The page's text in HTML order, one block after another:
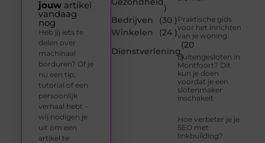
)
Bedrijven
(30 )
Winkelen
(24 )
Dienstverlening
(20
)
Praktische gids
voor het inrichten
van je woning
Buitengesloten in
Montfoort? Dit
kun je doen
voordat je een
slotenmaker
inschakelt
Hoe verbeter je je
SEO met
linkbuilding?
jouwartikel
vandaag
nog
Heb jij iets te
delen over
machinaal
borduren? Of je
nu een tip,
tutorial of een
persoonlijk
verhaal hebt –
wij nodigen je
uit om een
artikel te